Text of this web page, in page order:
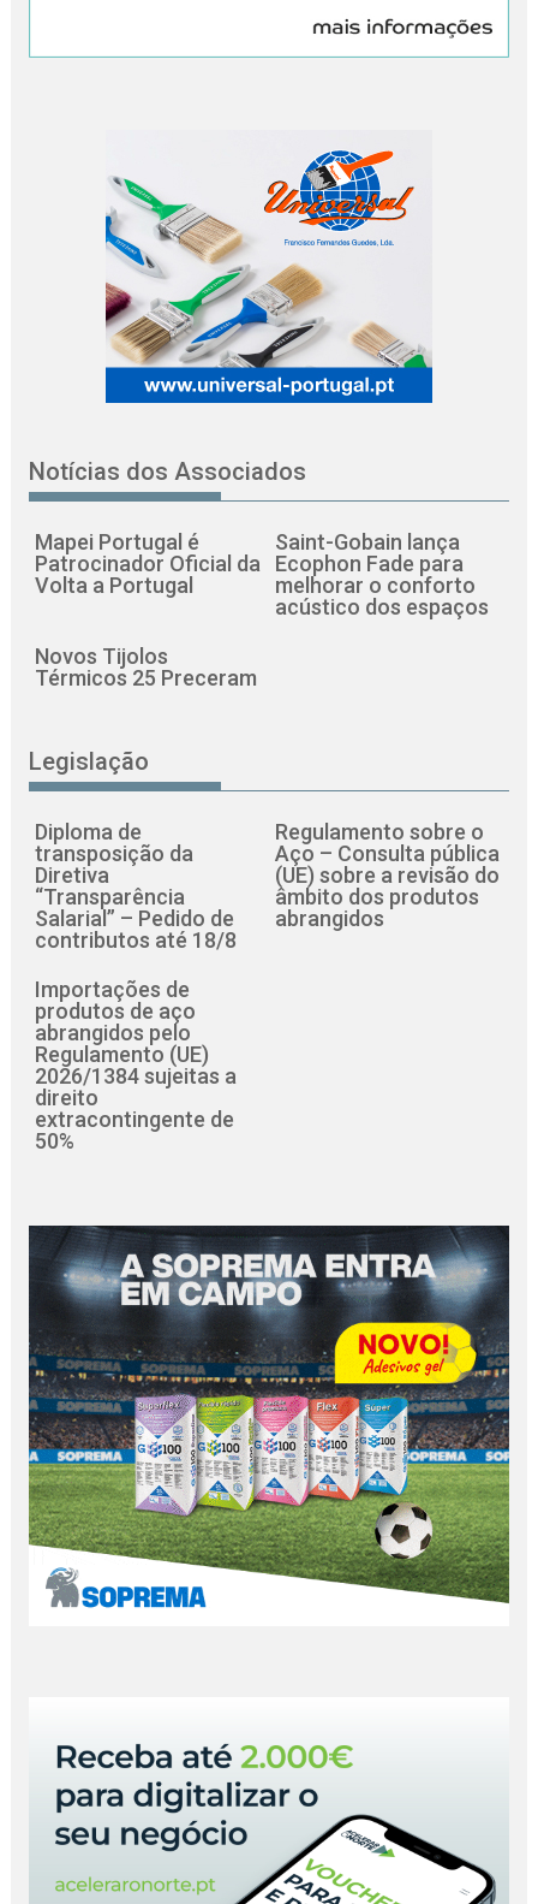
Notícias dos Associados
Mapei Portugal é
Patrocinador Oficial da
Volta a Portugal
Saint-Gobain lança
Ecophon Fade para
melhorar o conforto
acústico dos espaços
Novos Tijolos
Térmicos 25 Preceram
Legislação
Diploma de
transposição da
Diretiva
“Transparência
Salarial” – Pedido de
contributos até 18/8
Regulamento sobre o
Aço – Consulta pública
(UE) sobre a revisão do
âmbito dos produtos
abrangidos
Importações de
produtos de aço
abrangidos pelo
Regulamento (UE)
2026/1384 sujeitas a
direito
extracontingente de
50%